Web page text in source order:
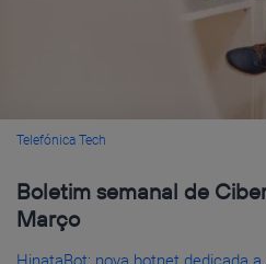
Telefónica Tech
Boletim semanal de
Março